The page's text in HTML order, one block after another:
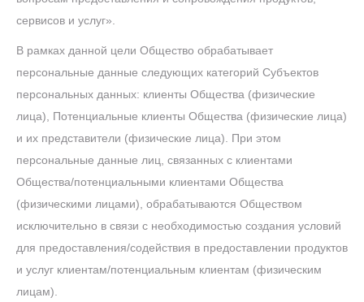
сервисов и услуг».
В рамках данной цели Общество обрабатывает
персональные данные следующих категорий Субъектов
персональных данных: клиенты Общества (физические
лица), Потенциальные клиенты Общества (физические лица)
и их представители (физические лица). При этом
персональные данные лиц, связанных с клиентами
Общества/потенциальными клиентами Общества
(физическими лицами), обрабатываются Обществом
исключительно в связи с необходимостью создания условий
для предоставления/содействия в предоставлении продуктов
и услуг клиентам/потенциальным клиентам (физическим
лицам).